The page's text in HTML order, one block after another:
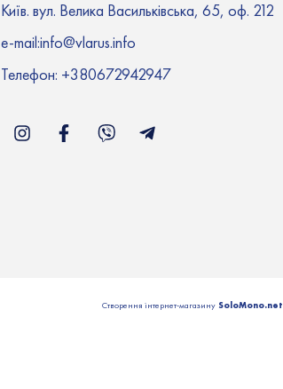
Київ. вул. Велика Васильківська, 65, оф. 212
e-mail:info@vlarus.info
Телефон: +380672942947
Створення інтернет-магазину SoloMono.net